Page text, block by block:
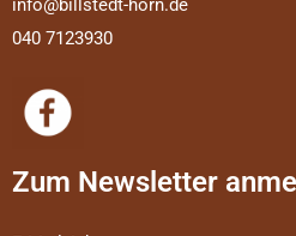
040 7123930
Zum Newsletter